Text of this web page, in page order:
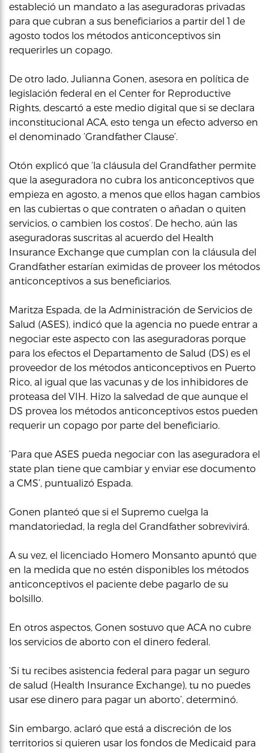
estableció un mandato a las aseguradoras privadas
para que cubran a sus beneficiarios a partir del 1 de
agosto todos los métodos anticonceptivos sin
requerirles un copago.
De otro lado, Julianna Gonen, asesora en política de
legislación federal en el Center for Reproductive
Rights, descartó a este medio digital que si se declara
inconstitucional ACA, esto tenga un efecto adverso en
el denominado ‘Grandfather Clause’.
Otón explicó que ‘la cláusula del Grandfather permite
que la aseguradora no cubra los anticonceptivos que
empieza en agosto, a menos que ellos hagan cambios
en las cubiertas o que contraten o añadan o quiten
servicios, o cambien los costos’. De hecho, aún las
aseguradoras suscritas al acuerdo del Health
Insurance Exchange que cumplan con la cláusula del
Grandfather estarían eximidas de proveer los métodos
anticonceptivos a sus beneficiarios.
Maritza Espada, de la Administración de Servicios de
Salud (ASES), indicó que la agencia no puede entrar a
negociar este aspecto con las aseguradoras porque
para los efectos el Departamento de Salud (DS) es el
proveedor de los métodos anticonceptivos en Puerto
Rico, al igual que las vacunas y de los inhibidores de
proteasa del VIH. Hizo la salvedad de que aunque el
DS provea los métodos anticonceptivos estos pueden
requerir un copago por parte del beneficiario.
‘Para que ASES pueda negociar con las aseguradora el
state plan tiene que cambiar y enviar ese documento
a CMS’, puntualizó Espada.
Gonen planteó que si el Supremo cuelga la
mandatoriedad, la regla del Grandfather sobrevivirá.
A su vez, el licenciado Homero Monsanto apuntó que
en la medida que no estén disponibles los métodos
anticonceptivos el paciente debe pagarlo de su
bolsillo.
En otros aspectos, Gonen sostuvo que ACA no cubre
los servicios de aborto con el dinero federal.
‘Si tu recibes asistencia federal para pagar un seguro
de salud (Health Insurance Exchange), tu no puedes
usar ese dinero para pagar un aborto’, determinó.
Sin embargo, aclaró que está a discreción de los
territorios si quieren usar los fondos de Medicaid para